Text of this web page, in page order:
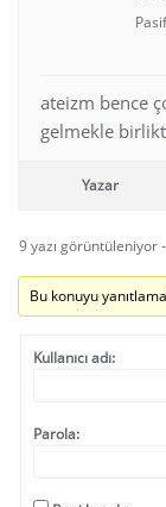
Pasif
ateizm bence
gelmekle
Yazar
9 yazı görüntüleniyor
Bu konuyu
Kullanıcı adı:
Parola: